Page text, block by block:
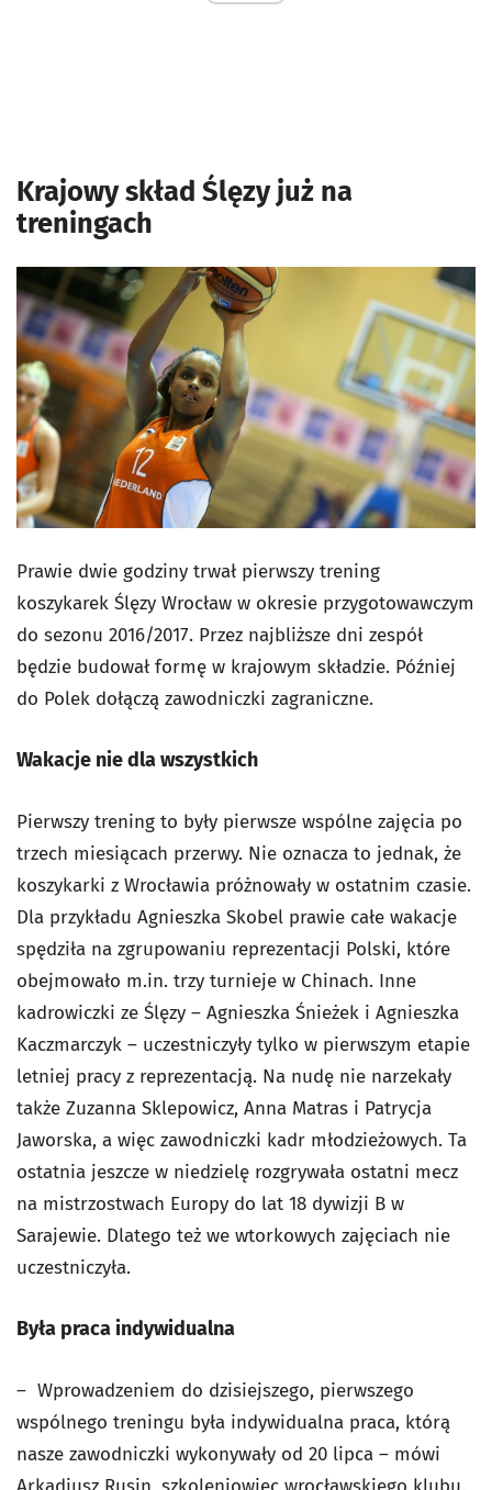
Krajowy skład Ślęzy już na
treningach
Prawie dwie godziny trwał pierwszy trening
koszykarek Ślęzy Wrocław w okresie przygotowawczym
do sezonu 2016/2017. Przez najbliższe dni zespół
będzie budował formę w krajowym składzie. Później
do Polek dołączą zawodniczki zagraniczne.
Wakacje nie dla wszystkich
Pierwszy trening to były pierwsze wspólne zajęcia po
trzech miesiącach przerwy. Nie oznacza to jednak, że
koszykarki z Wrocławia próżnowały w ostatnim czasie.
Dla przykładu Agnieszka Skobel prawie całe wakacje
spędziła na zgrupowaniu reprezentacji Polski, które
obejmowało m.in. trzy turnieje w Chinach. Inne
kadrowiczki ze Ślęzy – Agnieszka Śnieżek i Agnieszka
Kaczmarczyk – uczestniczyły tylko w pierwszym etapie
letniej pracy z reprezentacją. Na nudę nie narzekały
także Zuzanna Sklepowicz, Anna Matras i Patrycja
Jaworska, a więc zawodniczki kadr młodzieżowych. Ta
ostatnia jeszcze w niedzielę rozgrywała ostatni mecz
na mistrzostwach Europy do lat 18 dywizji B w
Sarajewie. Dlatego też we wtorkowych zajęciach nie
uczestniczyła.
Była praca indywidualna
– Wprowadzeniem do dzisiejszego, pierwszego
wspólnego treningu była indywidualna praca, którą
nasze zawodniczki wykonywały od 20 lipca – mówi